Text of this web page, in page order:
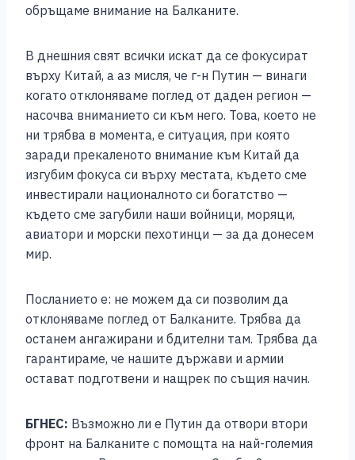
обръщаме внимание на Балканите.
В днешния свят всички искат да се фокусират
върху Китай, а аз мисля, че г-н Путин — винаги
когато отклоняваме поглед от даден регион —
насочва вниманието си към него. Това, което не
ни трябва в момента, е ситуация, при която
заради прекаленото внимание към Китай да
изгубим фокуса си върху местата, където сме
инвестирали националното си богатство —
където сме загубили наши войници, моряци,
авиатори и морски пехотинци — за да донесем
мир.
Посланието е: не можем да си позволим да
отклоняваме поглед от Балканите. Трябва да
останем ангажирани и бдителни там. Трябва да
гарантираме, че нашите държави и армии
остават подготвени и нащрек по същия начин.
БГНЕС: Възможно ли е Путин да отвори втори
фронт на Балканите с помощта на най-големия